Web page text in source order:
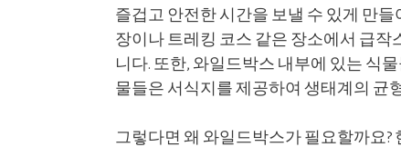
즐겁고 안전한 시간을 보낼 수 있게 만
장이나 트레킹 코스 같은 장소에서 급작
니다. 또한, 와일드박스 내부에 있는 식
물들은 서식지를 제공하여 생태계의 균
그렇다면 왜 와일드박스가 필요할까요?